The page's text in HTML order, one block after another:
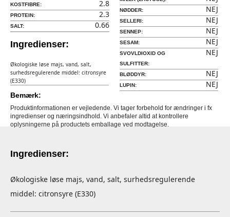
KOSTFIBRE: 2.8
PROTEIN: 2.3
SALT: 0.66
Ingredienser:
Økologiske løse majs, vand, salt,
surhedsregulerende middel: citronsyre
(E330)
NØDDER: NEJ
SELLERI: NEJ
SENNEP: NEJ
SESAM: NEJ
SVOVLDIOXID OG
SULFITTER:
NEJ
BLØDDYR: NEJ
LUPIN: NEJ
Bemærk:
Produktinformationen er vejledende. Vi tager forbehold for ændringer i fx
ingredienser og næringsindhold. Vi anbefaler altid at kontrollere
oplysningerne på productets emballage ved modtagelse.
Ingredienser:
Økologiske løse majs, vand, salt, surhedsregulerende
middel: citronsyre (E330)